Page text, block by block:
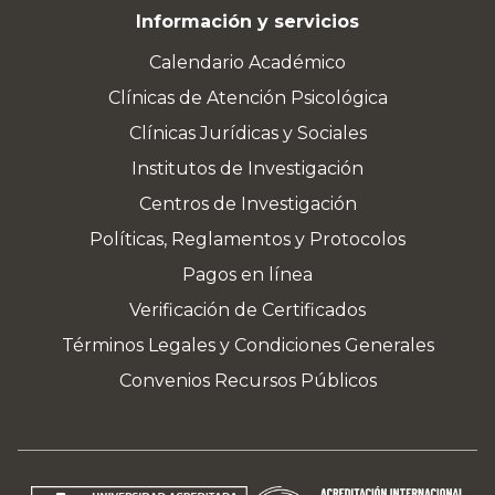
Información y servicios
Calendario Académico
Clínicas de Atención Psicológica
Clínicas Jurídicas y Sociales
Institutos de Investigación
Centros de Investigación
Políticas, Reglamentos y Protocolos
Pagos en línea
Verificación de Certificados
Términos Legales y Condiciones Generales
Convenios Recursos Públicos